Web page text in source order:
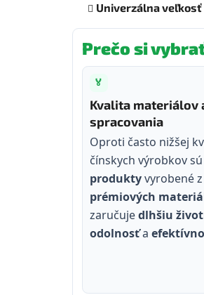
Univerzálna veľkosť
Prečo si
🏅
Kvalita materiálov
spracovania
Oproti často nižšej
čínskych výrobkov sú
produktyvyrobené z
prémiových
zaručujedlhšiu
odolnosťa